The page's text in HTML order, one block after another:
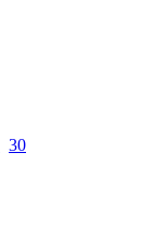
30